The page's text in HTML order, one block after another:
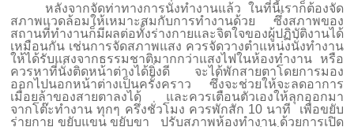
หลังจากจัดท่าทางการนั่งทำงานแล้ว ในที่นี้เราก็ต้องจัด
สภาพแวดล้อมให้เหมาะสมกับการทำงานด้วย ซึ่งสภาพของ
สถานที่ทำงานก็มีผลต่อทั้งร่างกายและจิตใจของผู้ปฏิบัติงานได้
เหมือนกัน เช่นการจัดสภาพแสง ควรจัดวางตำแหน่งนั่งทำงาน
ให้ได้รับแสงจากธรรมชาติมากกว่าแสงไฟในห้องทำงาน หรือ
ควรหาที่นั่งติดหน้าต่างได้ยิ่งดี จะได้พักสายตาโดยการมอง
ออกไปนอกหน้าต่างเป็นครั้งคราว ซึ่งจะช่วยให้จะลดอาการ
เมื่อยล้าของสายตาลงได้ และควรเตือนตัวเองให้ลุกออกมา
จากโต๊ะทำงาน ทุกๆ ครึ่งชั่วโมง ควรพักสัก 10 นาที เพื่อขยับ
ร่ายกาย ขยับแขน ขยับขา ปรับสภาพห้องทำงาน ด้วยการเปิด